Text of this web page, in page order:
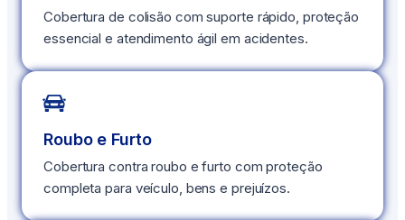
Cobertura de colisão com suporte rápido, proteção
essencial e atendimento ágil em acidentes.
Roubo e Furto
Cobertura contra roubo e furto com proteção
completa para veículo, bens e prejuízos.